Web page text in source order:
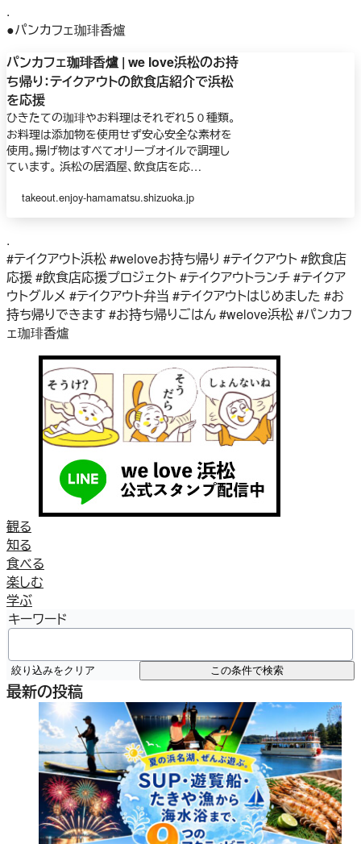
.
●パンカフェ珈琲香爐
パンカフェ珈琲香爐 | we love浜松のお持
ち帰り：テイクアウトの飲食店紹介で浜松
を応援
ひきたての珈琲やお料理はそれぞれ５０種類。
お料理は添加物を使用せず安心安全な素材を
使用。揚げ物はすべてオリーブオイルで調理し
ています。 浜松の居酒屋、飲食店を応…
takeout.enjoy-hamamatsu.shizuoka.jp
.
#テイクアウト浜松 #weloveお持ち帰り #テイクアウト #飲食店
応援 #飲食店応援プロジェクト #テイクアウトランチ #テイクア
ウトグルメ #テイクアウト弁当 #テイクアウトはじめました #お
持ち帰りできます #お持ち帰りごはん #welove浜松 #パンカフ
ェ珈琲香爐
観る
知る
食べる
楽しむ
学ぶ
キーワード
絞り込みをクリア この条件で検索
最新の投稿